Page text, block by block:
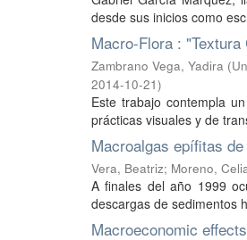
desde sus inicios como
Macro-Flora : "Textura
Zambrano Vega, Yadira (
2014-10-21)
Este trabajo contempla
prácticas visuales y de
Macroalgas epífitas
Vera, Beatriz; Moreno,
A finales del año 1999
descargas de sedimentos
Macroeconomic